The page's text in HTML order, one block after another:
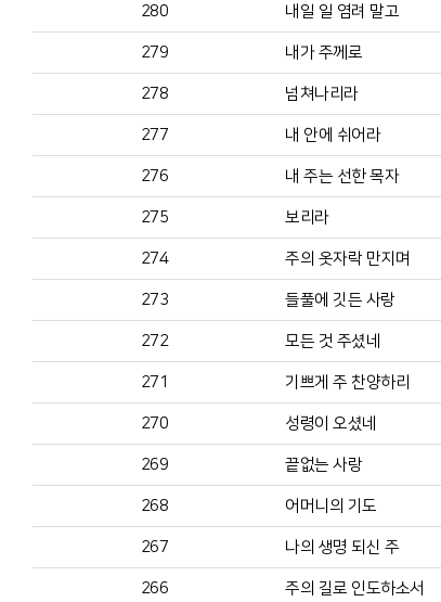
280 내일 일 염려 말고
279 내가 주께로
278 넘쳐나리라
277 내 안에 쉬어라
276 내 주는 선한 목자
275 보리라
274 주의 옷자락 만지며
273 들풀에 깃든 사랑
272 모든 것 주셨네
271 기쁘게 주 찬양하리
270 성령이 오셨네
269 끝없는 사랑
268 어머니의 기도
267 나의 생명 되신 주
266 주의 길로 인도하소서